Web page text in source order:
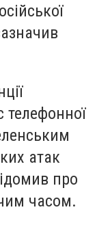
атак
про
часом.